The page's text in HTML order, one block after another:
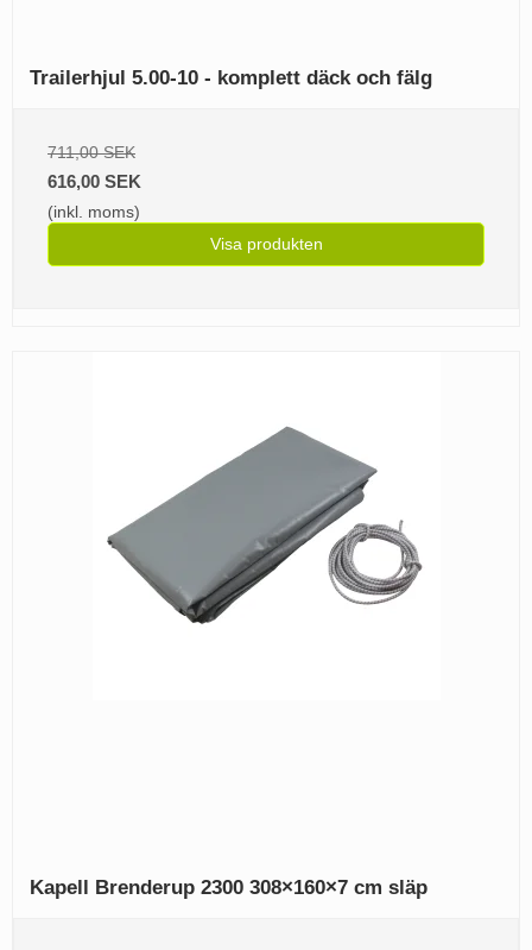
Trailerhjul 5.00-10 - komplett däck och fälg
711,00 SEK
616,00 SEK
(inkl. moms)
Visa produkten
Kapell Brenderup 2300 308×160×7 cm släp